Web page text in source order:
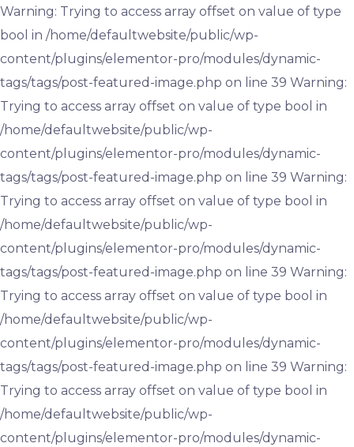
Warning: Trying to access array offset on value of type
bool in /home/defaultwebsite/public/wp-
content/plugins/elementor-pro/modules/dynamic-
tags/tags/post-featured-image.php on line 39 Warning:
Trying to access array offset on value of type bool in
/home/defaultwebsite/public/wp-
content/plugins/elementor-pro/modules/dynamic-
tags/tags/post-featured-image.php on line 39 Warning:
Trying to access array offset on value of type bool in
/home/defaultwebsite/public/wp-
content/plugins/elementor-pro/modules/dynamic-
tags/tags/post-featured-image.php on line 39 Warning:
Trying to access array offset on value of type bool in
/home/defaultwebsite/public/wp-
content/plugins/elementor-pro/modules/dynamic-
tags/tags/post-featured-image.php on line 39 Warning:
Trying to access array offset on value of type bool in
/home/defaultwebsite/public/wp-
content/plugins/elementor-pro/modules/dynamic-